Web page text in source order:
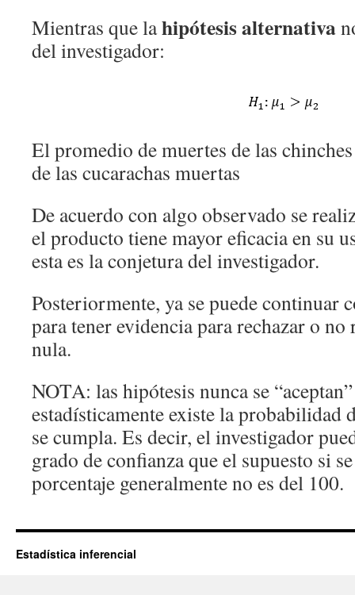
Mientras que lahipótesis alternativa
del investigador:
El promedio de muertes de las
de las cucarachas muertas
De acuerdo con algo observado se
el producto tiene mayor eficacia en su
esta es la conjetura del investigador.
Posteriormente, ya se puede continuar
para tener evidencia para rechazar o
nula.
NOTA: las hipótesis nunca se
estadísticamente existe la probabilidad
se cumpla. Es decir, el investigador
grado de confianza que el supuesto si
porcentaje generalmente no es del 100.
Estadística inferencial